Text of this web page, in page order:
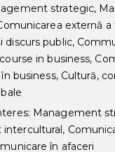
strategic,
externă a
discurs public,
in business,
business, Cultură,
Management
în afaceri